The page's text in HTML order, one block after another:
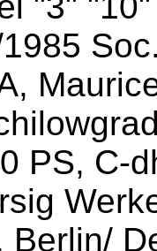
PS, C-
Berlin/